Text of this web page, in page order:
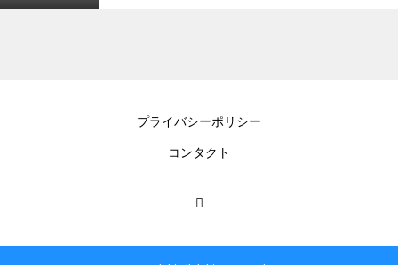
び方！出汁の旨
プライバシーポリシー
コンタクト